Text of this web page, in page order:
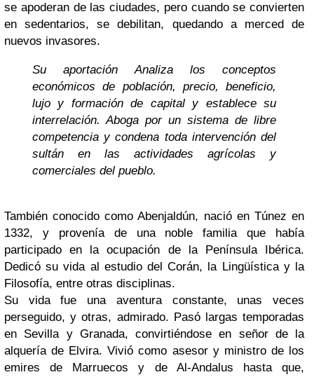
se apoderan de las ciudades, pero cuando se convierten
en sedentarios, se debilitan, quedando a merced de
nuevos invasores.
Su aportación Analiza los conceptos
económicos de población, precio, beneficio,
lujo y formación de capital y establece su
interrelación. Aboga por un sistema de libre
competencia y condena toda intervención del
sultán en las actividades agrícolas y
comerciales del pueblo.
También conocido como Abenjaldún, nació en Túnez en
1332, y provenía de una noble familia que había
participado en la ocupación de la Península Ibérica.
Dedicó su vida al estudio del Corán, la Lingüística y la
Filosofía, entre otras disciplinas.
Su vida fue una aventura constante, unas veces
perseguido, y otras, admirado. Pasó largas temporadas
en Sevilla y Granada, convirtiéndose en señor de la
alquería de Elvira. Vivió como asesor y ministro de los
emires de Marruecos y de Al-Andalus hasta que,